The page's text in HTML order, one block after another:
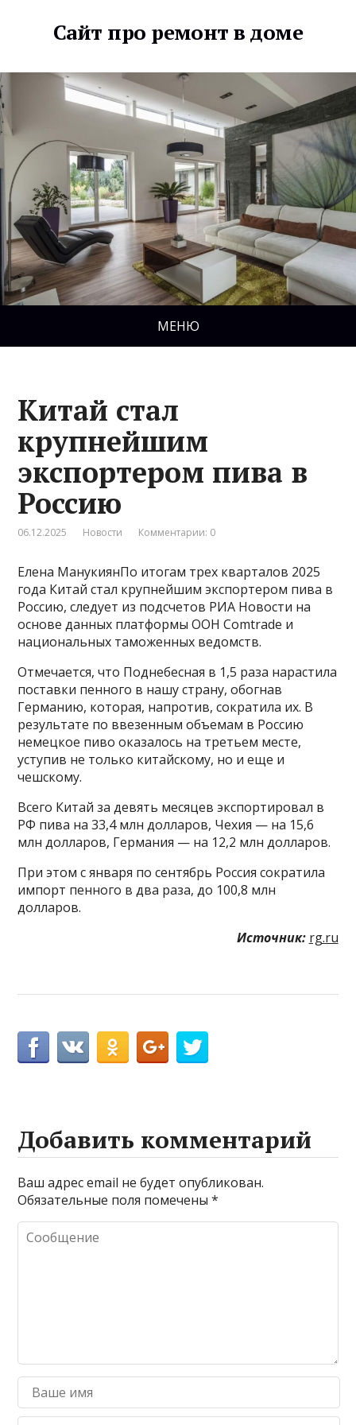
Сайт про ремонт в доме
МЕНЮ
Китай стал
крупнейшим
экспортером пива в
Россию
06.12.2025 Новости Комментарии: 0
Елена МанукиянПо итогам трех кварталов 2025
года Китай стал крупнейшим экспортером пива в
Россию, следует из подсчетов РИА Новости на
основе данных платформы ООН Comtrade и
национальных таможенных ведомств.
Отмечается, что Поднебесная в 1,5 раза нарастила
поставки пенного в нашу страну, обогнав
Германию, которая, напротив, сократила их. В
результате по ввезенным объемам в Россию
немецкое пиво оказалось на третьем месте,
уступив не только китайскому, но и еще и
чешскому.
Всего Китай за девять месяцев экспортировал в
РФ пива на 33,4 млн долларов, Чехия — на 15,6
млн долларов, Германия — на 12,2 млн долларов.
При этом с января по сентябрь Россия сократила
импорт пенного в два раза, до 100,8 млн
долларов.
Источник: rg.ru
Добавить комментарий
Ваш адрес email не будет опубликован.
Обязательные поля помечены*